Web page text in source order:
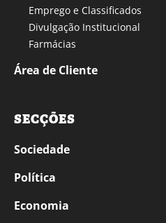
Emprego e Classificados
Divulgação Institucional
Farmácias
Área de Cliente
SECÇÕES
Sociedade
Política
Economia